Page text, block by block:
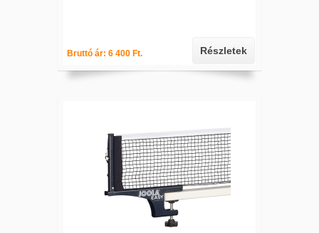
Bruttó ár: 6 400 Ft. Részletek